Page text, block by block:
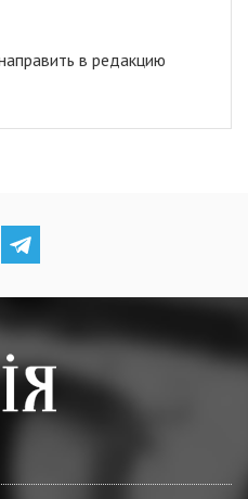
в редакцию